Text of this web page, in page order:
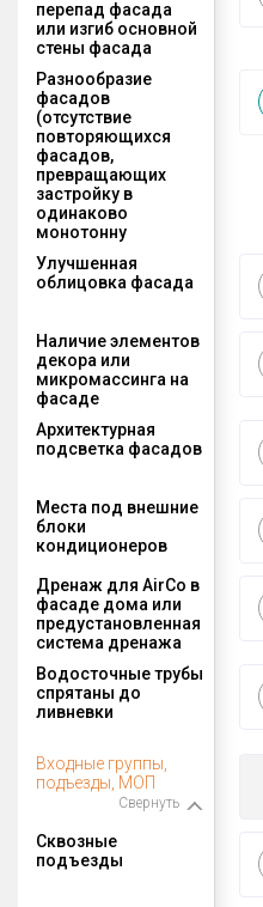
перепад фасада
или изгиб основной
стены фасада
Разнообразие
фасадов
(отсутствие
повторяющихся
фасадов,
превращающих
застройку в
одинаково
монотонну
Улучшенная
облицовка фасада
Наличие элементов
декора или
микромассинга на
фасаде
Архитектурная
подсветка фасадов
Места под внешние
блоки
кондиционеров
Дренаж для AirCo в
фасаде дома или
предустановленная
система дренажа
Водосточные трубы
спрятаны до
ливневки
Входные группы,
подъезды, МОП
Свернуть
Сквозные
подъезды